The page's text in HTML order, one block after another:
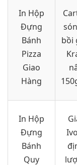
In Hộp
Đựng
Bánh
Pizza
Giao
Hàng
bồi
In Hộp
Đựng
Bánh
Quy